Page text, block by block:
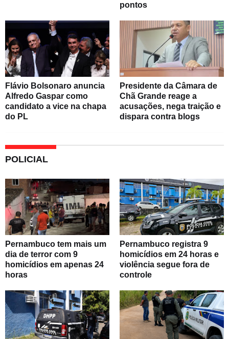
pontos
Flávio Bolsonaro anuncia
Alfredo Gaspar como
candidato a vice na chapa
do PL
Presidente da Câmara de
Chã Grande reage a
acusações, nega traição e
dispara contra blogs
POLICIAL
Pernambuco tem mais um
dia de terror com 9
homicídios em apenas 24
horas
Pernambuco registra 9
homicídios em 24 horas e
violência segue fora de
controle